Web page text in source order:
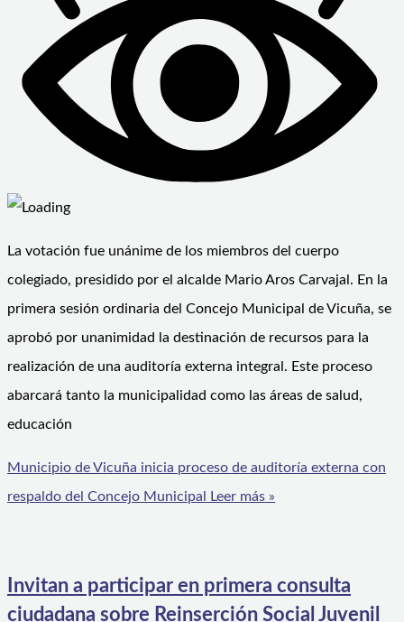
La votación fue unánime de los miembros del cuerpo
colegiado, presidido por el alcalde Mario Aros Carvajal. En la
primera sesión ordinaria del Concejo Municipal de Vicuña, se
aprobó por unanimidad la destinación de recursos para la
realización de una auditoría externa integral. Este proceso
abarcará tanto la municipalidad como las áreas de salud,
educación
Municipio de Vicuña inicia proceso de auditoría externa con
respaldo del Concejo Municipal
Leer más »
Invitan a participar en primera consulta
ciudadana sobre Reinserción Social Juvenil